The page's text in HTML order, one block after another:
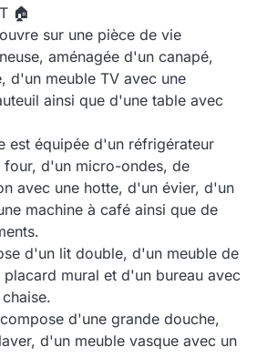
🏠
sur une pièce de vie
aménagée d'un canapé,
d'un meuble TV avec une
ainsi que d'une table avec
est équipée d'un réfrigérateur
four, d'un micro-ondes, de
avec une hotte, d'un évier, d'un
machine à café ainsi que de
d'un lit double, d'un meuble de
mural et d'un bureau avec
d'une grande douche,
d'un meuble vasque avec un